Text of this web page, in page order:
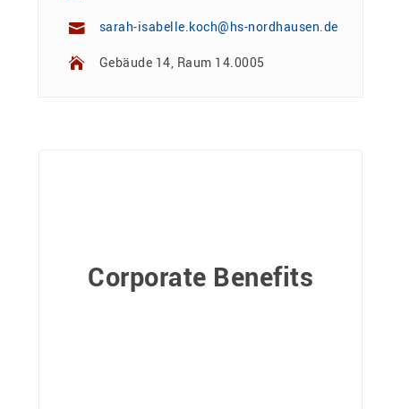
sarah-isabelle.koch@hs-nordhausen.de
Gebäude 14, Raum 14.0005
Corporate Benefits